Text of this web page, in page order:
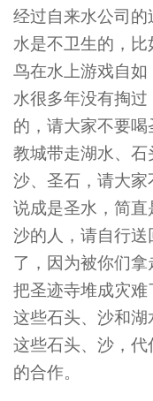
经过自来水公司
水是不卫生的，
鸟在水上游戏自
水很多年没有掏
的，请大家不要
教城带走湖水、
沙、圣石，请大
说成是圣水，简直
沙的人，请自行
了，因为被你们
把圣迹寺堆成灾
这些石头、沙和
这些石头、沙，
的合作。